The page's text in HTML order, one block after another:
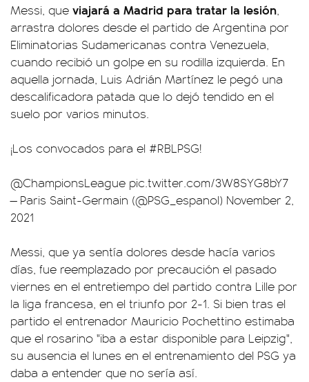
Messi, que viajará a Madrid para tratar la lesión,
arrastra dolores desde el partido de Argentina por
Eliminatorias Sudamericanas contra Venezuela,
cuando recibió un golpe en su rodilla izquierda. En
aquella jornada, Luis Adrián Martínez le pegó una
descalificadora patada que lo dejó tendido en el
suelo por varios minutos.
¡Los convocados para el #RBLPSG!
@ChampionsLeague pic.twitter.com/3W8SYG8bY7
— Paris Saint-Germain (@PSG_espanol) November 2,
2021
Messi, que ya sentía dolores desde hacía varios
días, fue reemplazado por precaución el pasado
viernes en el entretiempo del partido contra Lille por
la liga francesa, en el triunfo por 2-1. Si bien tras el
partido el entrenador Mauricio Pochettino estimaba
que el rosarino "iba a estar disponible para Leipzig",
su ausencia el lunes en el entrenamiento del PSG ya
daba a entender que no sería así.